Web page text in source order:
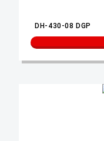
DH-430-08 DGP